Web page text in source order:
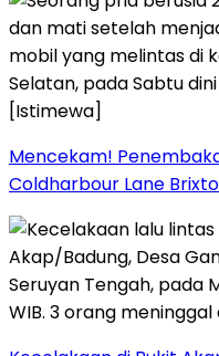
Mencekam!
Coldharbour Lane